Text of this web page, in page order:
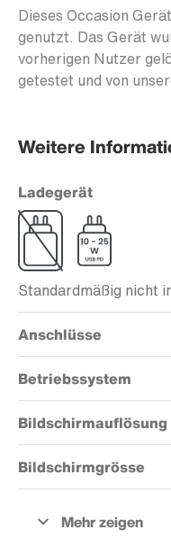
Dieses Occasion
genutzt. Das Gerät
vorherigen Nutzer
getestet und von
Weitere
Ladegerät
Standardmäßig nicht
Anschlüsse
Betriebssystem
Bildschirmauflösung
Bildschirmgrösse